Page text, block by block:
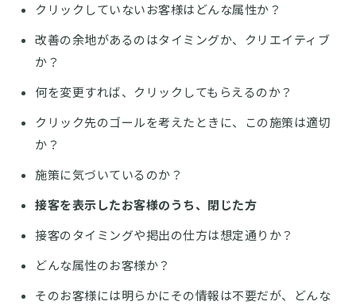
クリックしていないお客様はどんな属性か？
改善の余地があるのはタイミングか、クリエイティブ
か？
何を変更すれば、クリックしてもらえるのか？
クリック先のゴールを考えたときに、この施策は適切
か？
施策に気づいているのか？
接客を表示したお客様のうち、閉じた方
接客のタイミングや掲出の仕方は想定通りか？
どんな属性のお客様か？
そのお客様には明らかにその情報は不要だが、どんな